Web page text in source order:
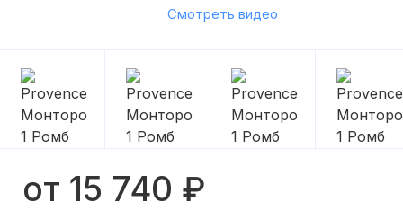
Смотреть видео
от 15 740 ₽